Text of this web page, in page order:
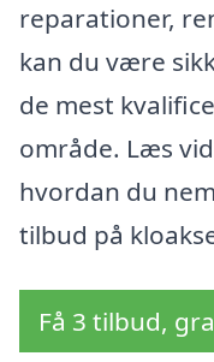
reparationer,
kan du være
de mest
område. Læs
hvordan du
tilbud på
Få 3 tilbud,